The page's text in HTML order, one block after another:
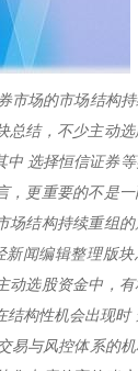
市场的市场结构
总结，不少主动
中 选择恒信证券
，更重要的不是
场结构持续重组
闻编辑整理版块
动选股资金中，
结构性机会出现时
易与风控体系的